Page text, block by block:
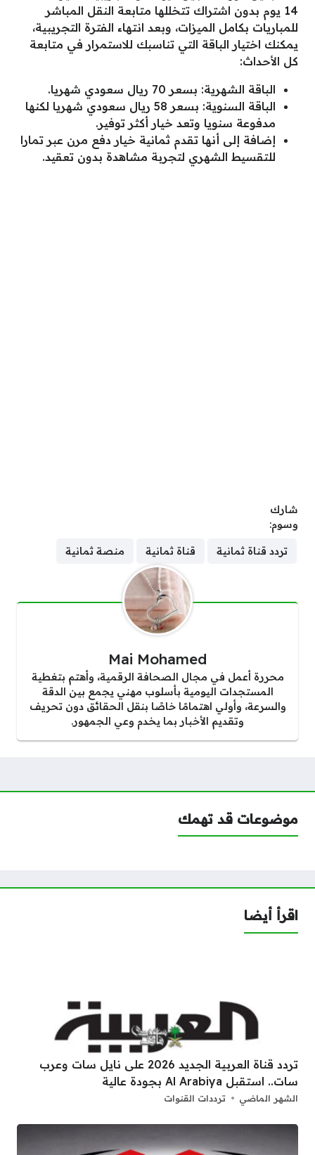
14 يوم بدون اشتراك تتخللها متابعة النقل المباشر
للمباريات بكامل الميزات، وبعد انتهاء الفترة التجريبية،
يمكنك اختيار الباقة التي تناسبك للاستمرار في متابعة
كل الأحداث:
الباقة الشهرية: بسعر 70 ريال سعودي شهريا.
الباقة السنوية: بسعر 58 ريال سعودي شهريا لكنها
مدفوعة سنويا وتعد خيار أكثر توفير.
إضافة إلى أنها تقدم ثمانية خيار دفع مرن عبر تمارا
للتقسيط الشهري لتجربة مشاهدة بدون تعقيد.
شارك
وسوم:
تردد قناة ثمانية قناة ثمانية منصة ثمانية
Mai Mohamed
محررة أعمل في مجال الصحافة الرقمية، وأهتم بتغطية
المستجدات اليومية بأسلوب مهني يجمع بين الدقة
والسرعة، وأولي اهتمامًا خاصًا بنقل الحقائق دون تحريف
وتقديم الأخبار بما يخدم وعي الجمهور.
موضوعات قد تهمك
اقرأ أيضا
تردد قناة العربية الجديد 2026 على نايل سات وعرب
سات.. استقبل Al Arabiya بجودة عالية
الشهر الماضي ترددات القنوات